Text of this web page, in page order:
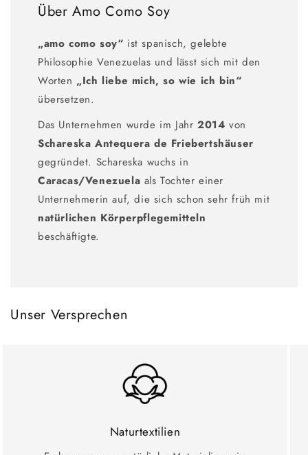
Über Amo Como Soy
„amo como soy“ ist spanisch, gelebte
Philosophie Venezuelas und lässt sich mit den
Worten „Ich liebe mich, so wie ich bin“
übersetzen.
Das Unternehmen wurde im Jahr 2014 von
Schareska Antequera de Friebertshäuser
gegründet. Schareska wuchs in
Caracas/Venezuela als Tochter einer
Unternehmerin auf, die sich schon sehr früh mit
natürlichen Körperpflegemitteln
beschäftigte.
Unser Versprechen
Naturtextilien